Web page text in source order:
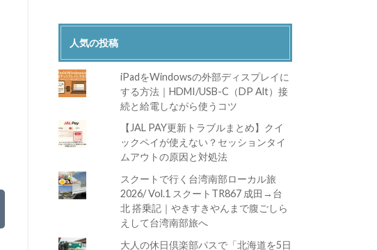
人気の投稿
iPadをWindowsの外部ディスプレイに
する方法｜HDMI/USB-C（DP Alt）接
続と給電しながら使うコツ
【JAL PAY更新トラブルまとめ】クイ
ックペイが使えない？セッションタイ
ムアウトの原因と対処法
スクートで行く台湾南部ローカル旅
2026/ Vol.1 スクートTR867 成田→台
北 搭乗記｜やきすきやんまで腹ごしら
えして台湾南部旅へ
大人の休日倶楽部パスで「北海道を5日